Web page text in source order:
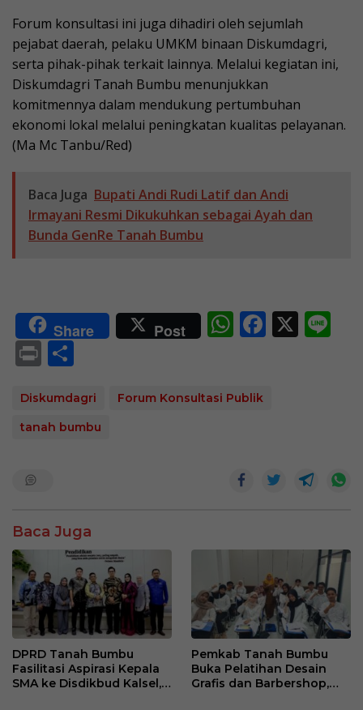
Forum konsultasi ini juga dihadiri oleh sejumlah
pejabat daerah, pelaku UMKM binaan Diskumdagri,
serta pihak-pihak terkait lainnya. Melalui kegiatan ini,
Diskumdagri Tanah Bumbu menunjukkan
komitmennya dalam mendukung pertumbuhan
ekonomi lokal melalui peningkatan kualitas pelayanan.
(Ma Mc Tanbu/Red)
Baca Juga Bupati Andi Rudi Latif dan Andi
Irmayani Resmi Dikukuhkan sebagai Ayah dan
Bunda GenRe Tanah Bumbu
Share Post W
h
s
p
F
ac
k
X
Pr
in
t ar
e
Diskumdagri
Forum Konsultasi Publik
tanah bumbu
Baca Juga
DPRD Tanah Bumbu
Fasilitasi Aspirasi Kepala
SMA ke Disdikbud Kalsel,
Pemkab Tanah Bumbu
Buka Pelatihan Desain
Grafis dan Barbershop,